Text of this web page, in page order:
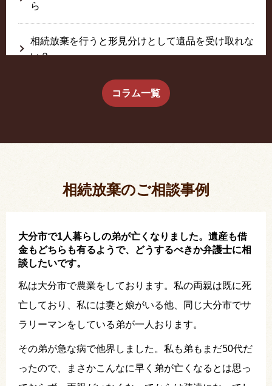
ら
相続放棄を行うと形見分けとして遺品を受け取れな
い？
生前に相続放棄すると約束した念書は有効か？
コラム一覧
相続放棄のご相談事例
大分市で1人暮らしの弟が亡くなりました。遺産も借
金もどちらも有るようで、どうするべきか弁護士に相
談したいです。
私は大分市で農業をしております。私の両親は既に死
亡しており、私には妻と娘がいる他、同じ大分市でサ
ラリーマンをしている弟が一人おります。
その弟が急な病で他界しました。私も弟もまだ50代だ
ったので、まさかこんなに早く弟が亡くなるとは思っ